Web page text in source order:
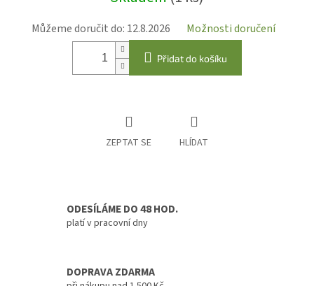
Můžeme doručit do: 12.8.2026 Možnosti doručení
Přidat do košíku
ZEPTAT SE HLÍDAT
ODESÍLÁME DO 48 HOD.
platí v pracovní dny
DOPRAVA ZDARMA